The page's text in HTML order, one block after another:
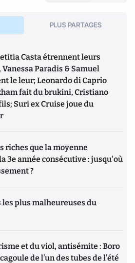
PLUS PARTAGES
Casta étrennent leurs
Paradis & Samuel
le leur; Leonardo di Caprio
fait du brukini, Cristiano
Suri ex Cruise joue du
riches que la moyenne
3e année consécutive : jusqu'où
?
les plus malheureuses du
et du viol, antisémite : Boro
de l’un des tubes de l’été